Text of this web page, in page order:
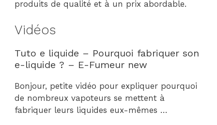
produits de qualité et à un prix abordable.
Vidéos
Tuto e liquide – Pourquoi fabriquer son
e-liquide ? – E-Fumeur new
Bonjour, petite vidéo pour expliquer pourquoi
de nombreux vapoteurs se mettent à
fabriquer leurs liquides eux-mêmes …